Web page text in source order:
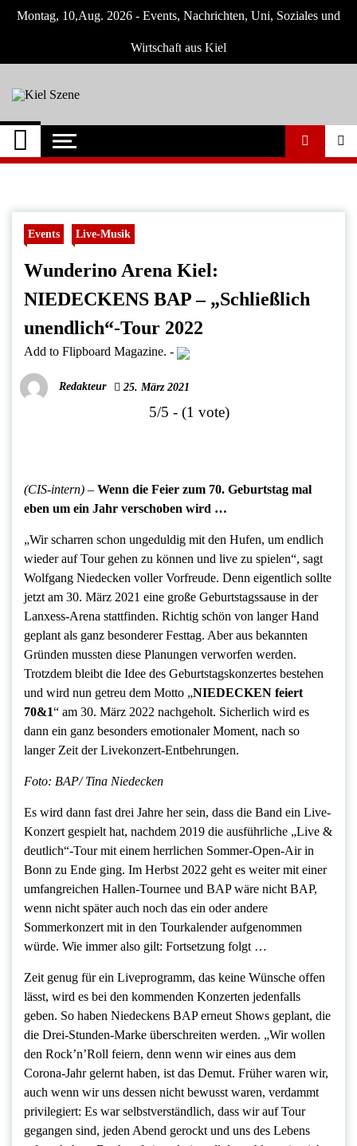
Skip
Montag, 10,Aug. 2026 - Events, Nachrichten, Uni, Soziales und
Wirtschaft aus Kiel
Kiel Szene
Neuigkeiten und Nachrichten aus Kiel und
Umgebung
Events Live-Musik
Wunderino Arena Kiel:
NIEDECKENS BAP – „Schließlich
unendlich“-Tour 2022
Add to Flipboard Magazine. -
Redakteur 25. März 2021
5/5 - (1 vote)
(CIS-intern) – Wenn die Feier zum 70. Geburtstag mal
eben um ein Jahr verschoben wird …
„Wir scharren schon ungeduldig mit den Hufen, um endlich
wieder auf Tour gehen zu können und live zu spielen“, sagt
Wolfgang Niedecken voller Vorfreude. Denn eigentlich sollte
jetzt am 30. März 2021 eine große Geburtstagssause in der
Lanxess-Arena stattfinden. Richtig schön von langer Hand
geplant als ganz besonderer Festtag. Aber aus bekannten
Gründen mussten diese Planungen verworfen werden.
Trotzdem bleibt die Idee des Geburtstagskonzertes bestehen
und wird nun getreu dem Motto „NIEDECKEN feiert
70&1“ am 30. März 2022 nachgeholt. Sicherlich wird es
dann ein ganz besonders emotionaler Moment, nach so
langer Zeit der Livekonzert-Entbehrungen.
Foto: BAP/ Tina Niedecken
Es wird dann fast drei Jahre her sein, dass die Band ein Live-
Konzert gespielt hat, nachdem 2019 die ausführliche „Live &
deutlich“-Tour mit einem herrlichen Sommer-Open-Air in
Bonn zu Ende ging. Im Herbst 2022 geht es weiter mit einer
umfangreichen Hallen-Tournee und BAP wäre nicht BAP,
wenn nicht später auch noch das ein oder andere
Sommerkonzert mit in den Tourkalender aufgenommen
würde. Wie immer also gilt: Fortsetzung folgt …
Zeit genug für ein Liveprogramm, das keine Wünsche offen
lässt, wird es bei den kommenden Konzerten jedenfalls
geben. So haben Niedeckens BAP erneut Shows geplant, die
die Drei-Stunden-Marke überschreiten werden. „Wir wollen
den Rock’n’Roll feiern, denn wenn wir eines aus dem
Corona-Jahr gelernt haben, ist das Demut. Früher waren wir,
auch wenn wir uns dessen nicht bewusst waren, verdammt
privilegiert: Es war selbstverständlich, dass wir auf Tour
gegangen sind, jeden Abend gerockt und uns des Lebens